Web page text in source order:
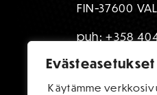
Evästeasetukset
Käytämme
FIN-37600
puh:+358